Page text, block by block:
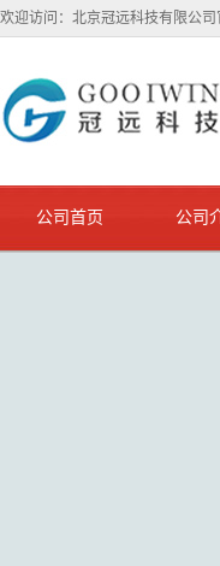
欢迎访问：北京冠远科技有限公司
公司首页 公司